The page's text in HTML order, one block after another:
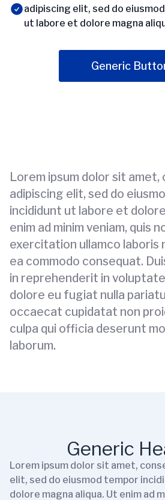
adipiscing elit, sed do
ut labore et dolore magna
Generic
Lorem ipsum dolor sit
adipiscing elit, sed do
incididunt ut labore et
enim ad minim veniam, quis
exercitation ullamco laboris
ea commodo consequat.
in reprehenderit in
dolore eu fugiat nulla
occaecat cupidatat non
culpa qui officia deserunt
laborum.
Generic
Lorem ipsum dolor sit amet,
elit, sed do eiusmod tempor
dolore magna aliqua. Ut enim ad